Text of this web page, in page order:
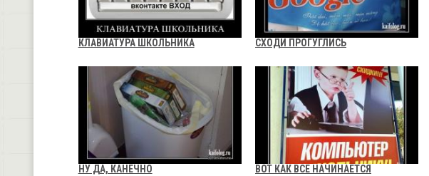
КЛАВИАТУРА ШКОЛЬНИКА СХОДИ ПРОГУГЛИСЬ
НУ ДА, КАНЕЧНО ВОТ КАК ВСЕ НАЧИНАЕТСЯ